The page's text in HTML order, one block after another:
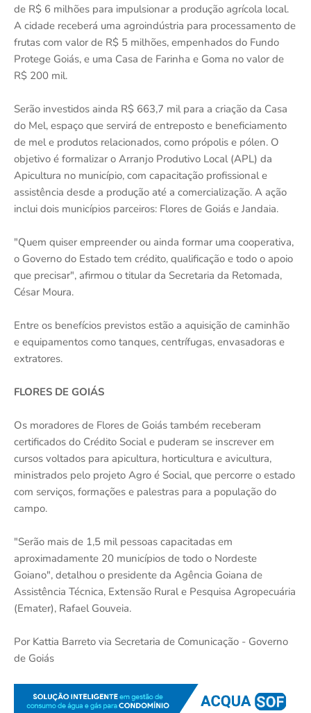
de R$ 6 milhões para impulsionar a produção agrícola local.
A cidade receberá uma agroindústria para processamento de
frutas com valor de R$ 5 milhões, empenhados do Fundo
Protege Goiás, e uma Casa de Farinha e Goma no valor de
R$ 200 mil.
Serão investidos ainda R$ 663,7 mil para a criação da Casa
do Mel, espaço que servirá de entreposto e beneficiamento
de mel e produtos relacionados, como própolis e pólen. O
objetivo é formalizar o Arranjo Produtivo Local (APL) da
Apicultura no município, com capacitação profissional e
assistência desde a produção até a comercialização. A ação
inclui dois municípios parceiros: Flores de Goiás e Jandaia.
"Quem quiser empreender ou ainda formar uma cooperativa,
o Governo do Estado tem crédito, qualificação e todo o apoio
que precisar", afirmou o titular da Secretaria da Retomada,
César Moura.
Entre os benefícios previstos estão a aquisição de caminhão
e equipamentos como tanques, centrífugas, envasadoras e
extratores.
FLORES DE GOIÁS
Os moradores de Flores de Goiás também receberam
certificados do Crédito Social e puderam se inscrever em
cursos voltados para apicultura, horticultura e avicultura,
ministrados pelo projeto Agro é Social, que percorre o estado
com serviços, formações e palestras para a população do
campo.
"Serão mais de 1,5 mil pessoas capacitadas em
aproximadamente 20 municípios de todo o Nordeste
Goiano", detalhou o presidente da Agência Goiana de
Assistência Técnica, Extensão Rural e Pesquisa Agropecuária
(Emater), Rafael Gouveia.
Por Kattia Barreto via Secretaria de Comunicação - Governo
de Goiás